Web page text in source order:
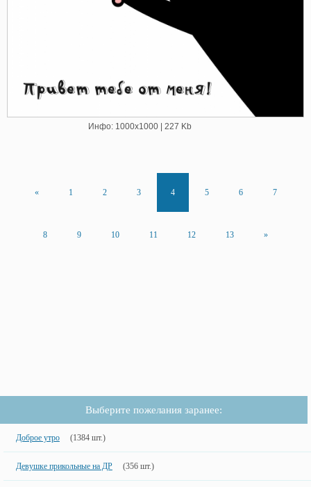
Инфо: 1000х1000 | 227 Kb
« 1 2 3 4 5 6 7
8 9 10 11 12 13 »
Выберите пожелания заранее:
Доброе утро (1384 шт.)
Девушке прикольные на ДР (356 шт.)